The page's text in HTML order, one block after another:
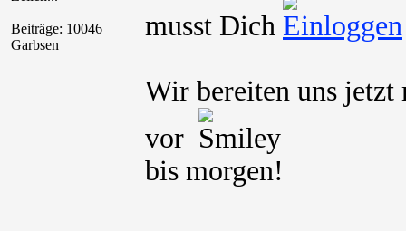
Beiträge: 10046
Garbsen
musst Dich
Wir bereiten uns jetzt
vor
bis morgen!